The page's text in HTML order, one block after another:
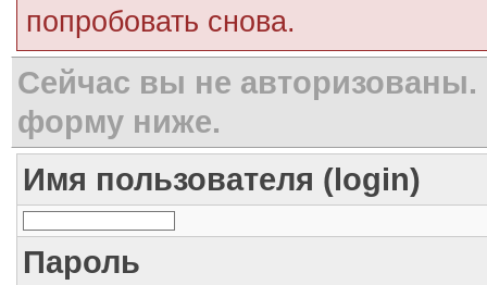
попробовать снова.
Сейчас вы не авторизованы.
форму ниже.
Имя пользователя (login)
Пароль